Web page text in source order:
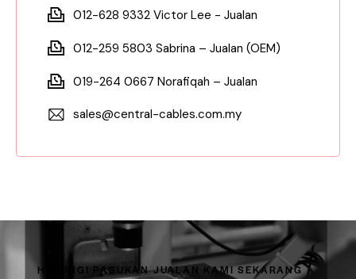
012-628 9332 Victor Lee - Jualan
012-259 5803 Sabrina – Jualan (OEM)
019-264 0667 Norafiqah – Jualan
sales@central-cables.com.my
HUBUNGI PASUKAN JUALAN KAMI SEKARANG